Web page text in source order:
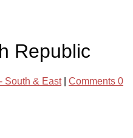
Republic
South & East| Comments 0